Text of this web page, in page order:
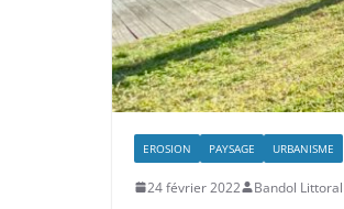
EROSION PAYSAGE URBANISME
24 février 2022 Bandol Littoral